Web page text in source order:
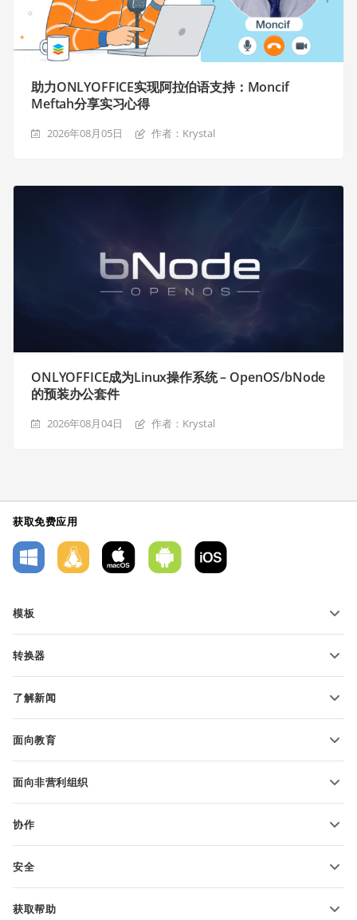
助力ONLYOFFICE实现阿拉伯语支持：Moncif
Meftah分享实习心得
2026年08月05日 作者：Krystal
ONLYOFFICE成为Linux操作系统 – OpenOS/bNode
的预装办公套件
2026年08月04日 作者：Krystal
获取免费应用
模板
文本文档模板
转换器
转换电子表格
了解新闻
面向教育
适用于教育人士
面向非营利组织
申请免费帐户
协作
翻译人员
安全
获取帮助